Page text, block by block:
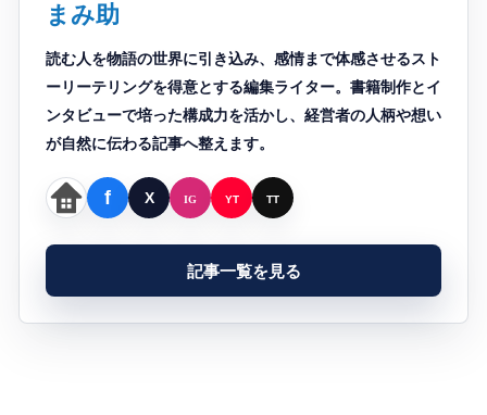
まみ助
読む人を物語の世界に引き込み、感情まで体感させるスト
ーリーテリングを得意とする編集ライター。書籍制作とイ
ンタビューで培った構成力を活かし、経営者の人柄や想い
が自然に伝わる記事へ整えます。
記事一覧を見る